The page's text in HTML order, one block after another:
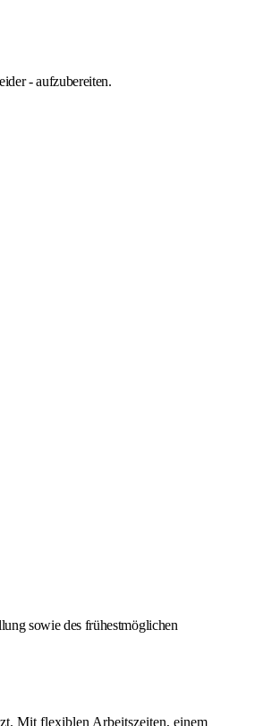
- aufzubereiten.
sowie des frühestmöglichen
Mit flexiblen Arbeitszeiten, einem